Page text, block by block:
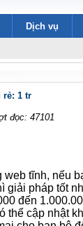
Dịch vụ
rẻ: 1 tr
đọc: 47101
tĩnh, nếu
giải pháp tốt
đến
thể cập nhật